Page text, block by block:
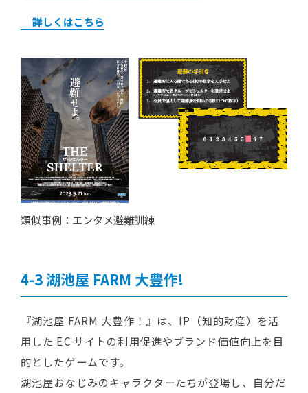
詳しくはこちら
類似事例：エンタメ避難訓練
湖池屋 FARM 大豊作!
『湖池屋 FARM 大豊作！』は、IP（知的財産）を活
用した EC サイトの利用促進やブランド価値向上を目
的としたゲームです。
湖池屋おなじみのキャラクターたちが登場し、自分だ